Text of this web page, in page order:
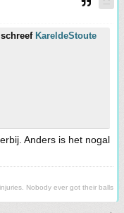
schreef KareldeStoute
Anders is het nogal
Nobody ever got their balls